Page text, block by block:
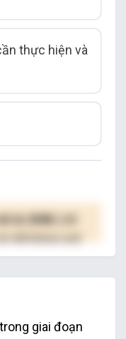
thực hiện và
từ 250K )
giai đoạn